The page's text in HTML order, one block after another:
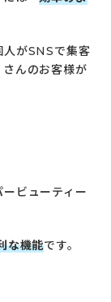
人がSNSで集客
んのお客様が
ビューティー
な機能です。